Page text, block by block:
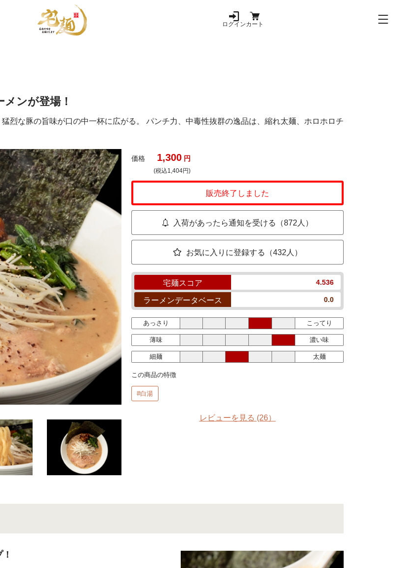
ログインカート
ンが登場！
烈な豚の旨味が口の中一杯に広がる。 パンチ力、中毒性抜群の逸品は、縮れ太麺、ホロホロチ
価格 1,300 円
(税込1,404円)
販売終了しました
入荷があったら通知を受ける（872人）
お気に入りに登録する（432人）
宅麺スコア 4.536
ラーメンデータベース 0.0
あっさり こってり
薄味 濃い味
細麺 太麺
この商品の特徴
#白湯
レビューを見る (26）